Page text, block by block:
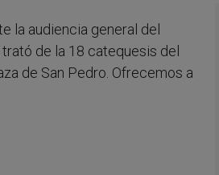
la audiencia general del
de la 18 catequesis del
de San Pedro. Ofrecemos a